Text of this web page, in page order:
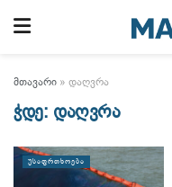
მთავარი » დაღვრა
ჭდე: დაღვრა
ᲣᲡᲐᲤᲠᲗᲮᲝᲔᲑᲐ